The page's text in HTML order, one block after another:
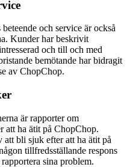
och service är också
Kunder har beskrivit
och till och med
bemötande har bidragit
av ChopChop.
är rapporter om
att ha ätit på ChopChop.
att bli sjuk efter att ha ätit på
tillfredsställande respons
sina problem.